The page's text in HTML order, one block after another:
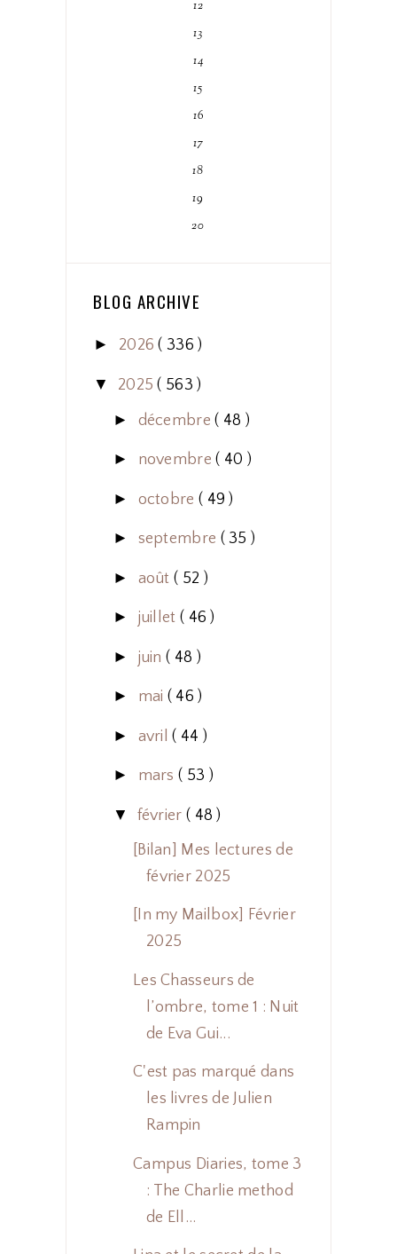
12
13
14
15
16
17
18
19
20
BLOG ARCHIVE
► 2026( 336 )
▼ 2025( 563 )
► décembre( 48 )
► novembre( 40 )
► octobre ( 49 )
► septembre ( 35 )
► août ( 52 )
► juillet ( 46 )
► juin ( 48 )
► mai ( 46 )
► avril( 44 )
► mars ( 53 )
▼ février ( 48 )
[Bilan] Mes lectures de
février 2025
[In my Mailbox] Février
2025
Les Chasseurs de
l’ombre, tome 1 : Nuit
de Eva Gui...
C'est pas marqué dans
les livres de Julien
Rampin
Campus Diaries, tome 3
: The Charlie method
de Ell...